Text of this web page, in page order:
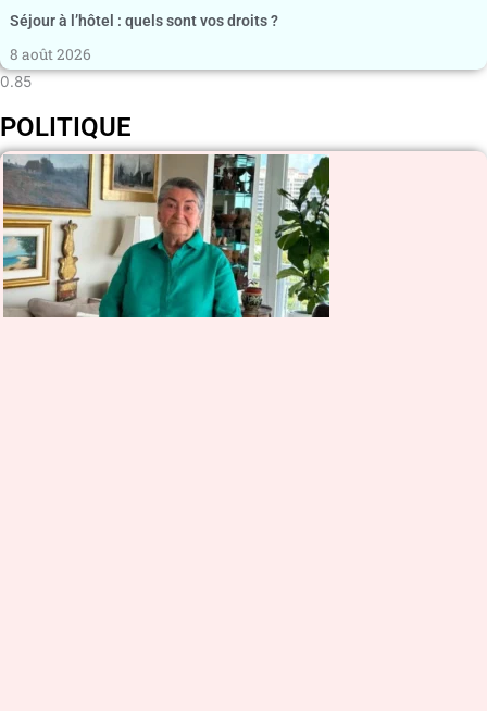
Séjour à l’hôtel : quels sont vos droits ?
8 août 2026
POLITIQUE